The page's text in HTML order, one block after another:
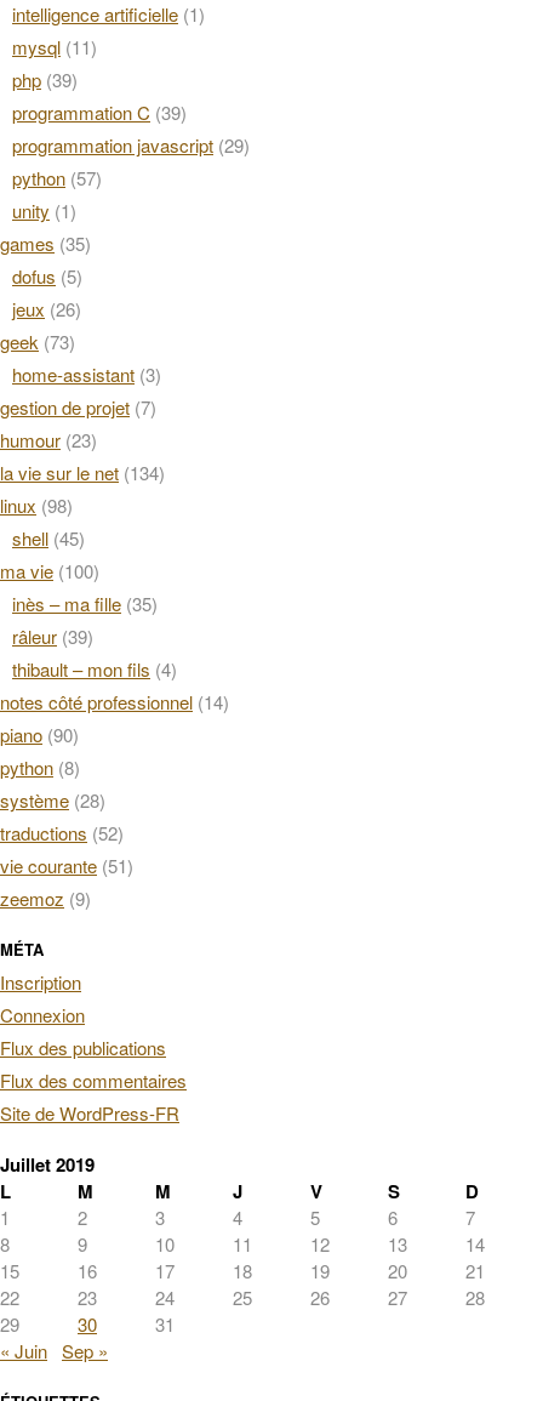
intelligence artificielle (1)
mysql (11)
php (39)
programmation C (39)
programmation javascript (29)
python (57)
unity (1)
games (35)
dofus (5)
jeux (26)
geek (73)
home-assistant (3)
gestion de projet (7)
humour (23)
la vie sur le net (134)
linux (98)
shell (45)
ma vie (100)
inès – ma fille (35)
râleur (39)
thibault – mon fils (4)
notes côté professionnel (14)
piano (90)
python (8)
système (28)
traductions (52)
vie courante (51)
zeemoz (9)
MÉTA
Inscription
Connexion
Flux des publications
Flux des commentaires
Site de WordPress-FR
Juillet 2019
L
M M J V S D
1 2 3 4 5 6
7
8
9 10 11 12 13
14
15
16 17 18 19 20
21
22
23 24 25 26 27
28
29
30
31
« Juin Sep »